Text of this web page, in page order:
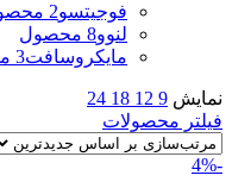
فوجیتسو2 محصول
لنوو8 محصول
مایکروسافت3 محصول
نمایش 9
12
18
24
فیلتر محصولات
-4%